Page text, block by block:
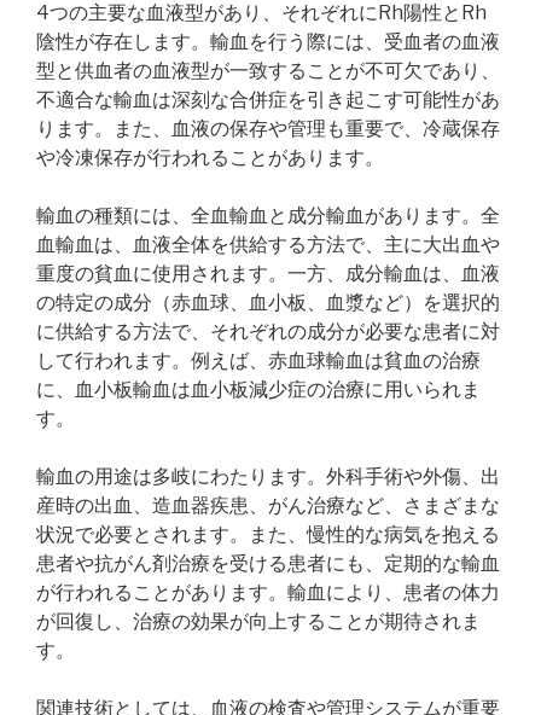
4つの主要な血液型があり、それぞれにRh陽性とRh
陰性が存在します。輸血を行う際には、受血者の血液
型と供血者の血液型が一致することが不可欠であり、
不適合な輸血は深刻な合併症を引き起こす可能性があ
ります。また、血液の保存や管理も重要で、冷蔵保存
や冷凍保存が行われることがあります。
輸血の種類には、全血輸血と成分輸血があります。全
血輸血は、血液全体を供給する方法で、主に大出血や
重度の貧血に使用されます。一方、成分輸血は、血液
の特定の成分（赤血球、血小板、血漿など）を選択的
に供給する方法で、それぞれの成分が必要な患者に対
して行われます。例えば、赤血球輸血は貧血の治療
に、血小板輸血は血小板減少症の治療に用いられま
す。
輸血の用途は多岐にわたります。外科手術や外傷、出
産時の出血、造血器疾患、がん治療など、さまざまな
状況で必要とされます。また、慢性的な病気を抱える
患者や抗がん剤治療を受ける患者にも、定期的な輸血
が行われることがあります。輸血により、患者の体力
が回復し、治療の効果が向上することが期待されま
す。
関連技術としては、血液の検査や管理システムが重要